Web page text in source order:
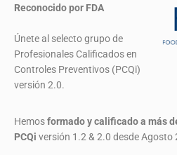
Reconocido por FDA
Únete al selecto grupo de
Profesionales Calificados en
Controles Preventivos (PCQi)
versión 2.0.
Hemosformado y calificado a más
PCQi versión 1.2 & 2.0 desde Agosto